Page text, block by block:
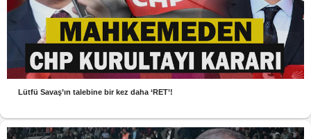
Lütfü Savaş’ın talebine bir kez daha ‘RET’!